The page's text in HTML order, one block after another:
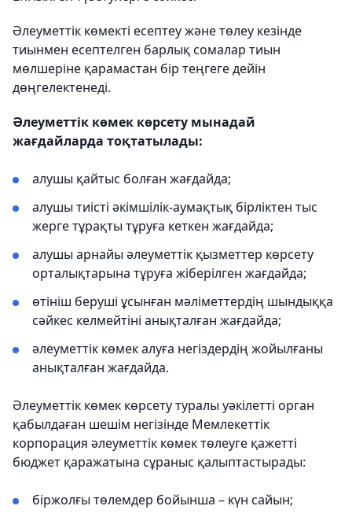
Әлеуметтік көмекті есептеу және төлеу кезінде
тиынмен есептелген барлық сомалар тиын
мөлшеріне қарамастан бір теңгеге дейін
дөңгелектенеді.
Әлеуметтік көмек көрсету мынадай
жағдайларда тоқтатылады:
алушы қайтыс болған жағдайда;
алушы тиісті әкімшілік-аумақтық бірліктен тыс
жерге тұрақты тұруға кеткен жағдайда;
алушы арнайы әлеуметтік қызметтер көрсету
орталықтарына тұруға жіберілген жағдайда;
өтініш беруші ұсынған мәліметтердің шындыққа
сәйкес келмейтіні анықталған жағдайда;
әлеуметтік көмек алуға негіздердің жойылғаны
анықталған жағдайда.
Әлеуметтік көмек көрсету туралы уәкілетті орган
қабылдаған шешім негізінде Мемлекеттік
корпорация әлеуметтік көмек төлеуге қажетті
бюджет қаражатына сұраныс қалыптастырады:
біржолғы төлемдер бойынша – күн сайын;